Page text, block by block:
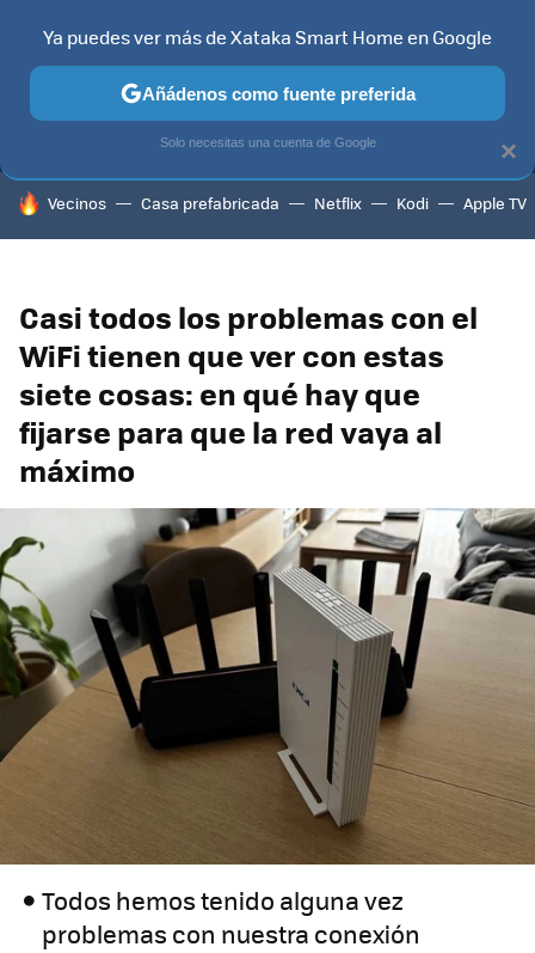
MENÚ NUEVO
CONTENIDOS SMART TV
HOY SE HABLA DE
Vecinos Casa prefabricada Netflix Kodi Apple TV
Casi todos los problemas con el
WiFi tienen que ver con estas
siete cosas: en qué hay que
fijarse para que la red vaya al
máximo
Todos hemos tenido alguna vez
problemas con nuestra conexión
×
Ya puedes ver más de Xataka Smart Home en Google
Añádenos como fuente preferida
Solo necesitas una cuenta de Google